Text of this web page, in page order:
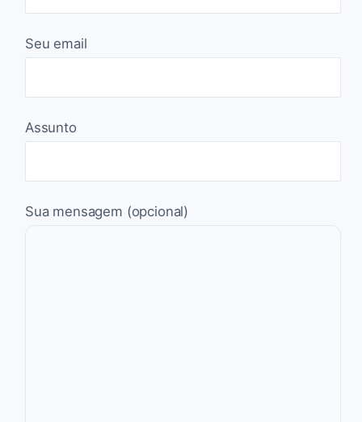
Seu email
Assunto
Sua mensagem (opcional)